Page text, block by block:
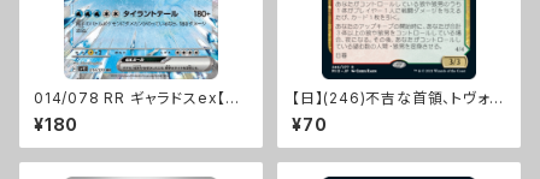
014/078 RR ギャラドスex【sv
1S】[G]
¥180
【日】(246)不吉な首領、トヴォラ
ー/Tovolar, Dire Overlord
[MID]
¥70